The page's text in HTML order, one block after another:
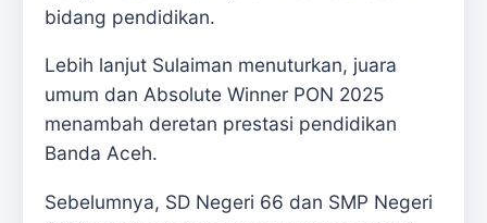
bidang pendidikan.
Lebih lanjut Sulaiman menuturkan, juara
umum dan Absolute Winner PON 2025
menambah deretan prestasi pendidikan
Banda Aceh.
Sebelumnya, SD Negeri 66 dan SMP Negeri